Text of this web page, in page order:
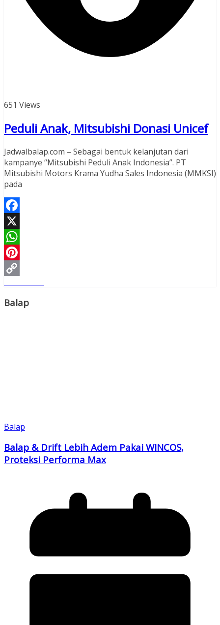
651 Views
Peduli Anak, Mitsubishi Donasi Unicef
Jadwalbalap.com – Sebagai bentuk kelanjutan dari
kampanye “Mitsubishi Peduli Anak Indonesia”. PT
Mitsubishi Motors Krama Yudha Sales Indonesia (MMKSI)
pada
Facebook
X
WhatsApp
Pinterest
Copy
Link
Balap
Balap
Balap & Drift Lebih Adem Pakai WINCOS,
Proteksi Performa Max